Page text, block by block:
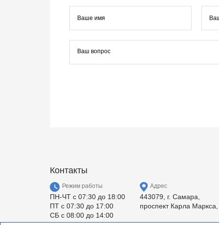
Контакты
Режим работы
ПН-ЧТ с 07:30 до 18:00
ПТ с 07:30 до 17:00
СБ с 08:00 до 14:00
Адрес
443079, г. Самара,
проспект Карла